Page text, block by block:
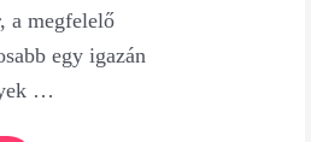
a megfelelő
egy igazán
…